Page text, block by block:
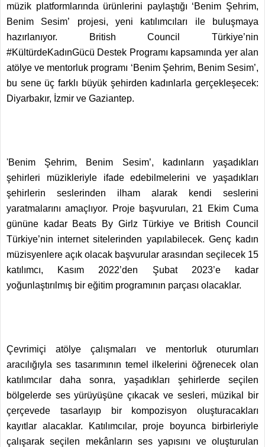
müzik platformlarında ürünlerini paylaştığı ‘Benim Şehrim,
Benim Sesim’ projesi, yeni katılımcıları ile buluşmaya
hazırlanıyor. British Council Türkiye’nin
#KültürdeKadınGücü Destek Programı kapsamında yer alan
atölye ve mentorluk programı ‘Benim Şehrim, Benim Sesim’,
bu sene üç farklı büyük şehirden kadınlarla gerçekleşecek:
Diyarbakır, İzmir ve Gaziantep.
'Benim Şehrim, Benim Sesim’, kadınların yaşadıkları
şehirleri müzikleriyle ifade edebilmelerini ve yaşadıkları
şehirlerin seslerinden ilham alarak kendi seslerini
yaratmalarını amaçlıyor. Proje başvuruları, 21 Ekim Cuma
gününe kadar Beats By Girlz Türkiye ve British Council
Türkiye’nin internet sitelerinden yapılabilecek. Genç kadın
müzisyenlere açık olacak başvurular arasından seçilecek 15
katılımcı, Kasım 2022’den Şubat 2023’e kadar
yoğunlaştırılmış bir eğitim programının parçası olacaklar.
Çevrimiçi atölye çalışmaları ve mentorluk oturumları
aracılığıyla ses tasarımının temel ilkelerini öğrenecek olan
katılımcılar daha sonra, yaşadıkları şehirlerde seçilen
bölgelerde ses yürüyüşüne çıkacak ve sesleri, müzikal bir
çerçevede tasarlayıp bir kompozisyon oluşturacakları
kayıtlar alacaklar. Katılımcılar, proje boyunca birbirleriyle
çalışarak seçilen mekânların ses yapısını ve oluşturulan